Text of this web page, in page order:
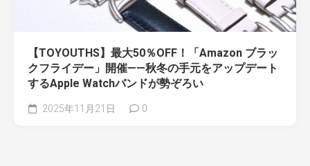
【TOYOUTHS】最大50％OFF！「Amazon ブラッ
クフライデー」開催——秋冬の手元をアップデート
するApple Watchバンドが勢ぞろい
2025年11月21日 0